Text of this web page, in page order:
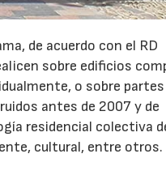
de acuerdo con el RD
sobre edificios
o sobre partes
antes de 2007 y de
residencial colectiva
cultural, entre otros.